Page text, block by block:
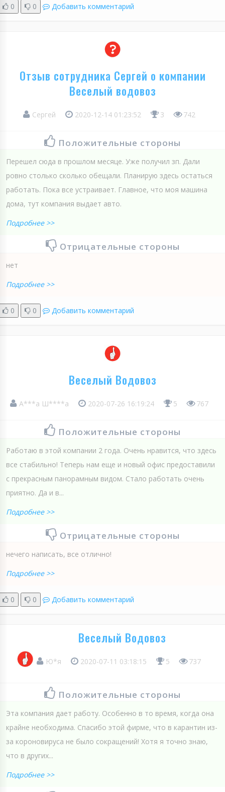
0 0 Добавить комментарий
Отзыв сотрудника Сергей о компании
Веселый водовоз
Сергей 2020-12-14 01:23:52 3 742
Положительные стороны
Перешел сюда в прошлом месяце. Уже получил зп. Дали
ровно столько сколько обещали. Планирую здесь остаться
работать. Пока все устраивает. Главное, что моя машина
дома, тут компания выдает авто.
Подробнее >>
Отрицательные стороны
нет
Подробнее >>
0 0 Добавить комментарий
Веселый Водовоз
А***а Ш****а 2020-07-26 16:19:24 5 767
Положительные стороны
Работаю в этой компании 2 года. Очень нравится, что здесь
все стабильно! Теперь нам еще и новый офис предоставили
с прекрасным панорамным видом. Стало работать очень
приятно. Да и в...
Подробнее >>
Отрицательные стороны
нечего написать, все отлично!
Подробнее >>
0 0 Добавить комментарий
Веселый Водовоз
Ю*я 2020-07-11 03:18:15 5 737
Положительные стороны
Эта компания дает работу. Особенно в то время, когда она
крайне необходима. Спасибо этой фирме, что в карантин из-
за короновируса не было сокращений! Хотя я точно знаю,
что в других...
Подробнее >>